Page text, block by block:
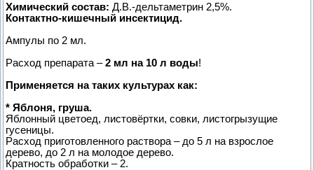
Химический состав: Д.В.-дельтаметрин 2,5%.
Контактно-кишечный инсектицид.
Ампулы по 2 мл.
Расход препарата –2 мл на 10 л воды!
Применяется на таких культурах как:
* Яблоня, груша.
Яблонный цветоед, листовёртки, совки, листогрызущие
гусеницы.
Расход приготовленного раствора – до 5 л на взрослое
дерево, до 2 л на молодое дерево.
Кратность обработки – 2.